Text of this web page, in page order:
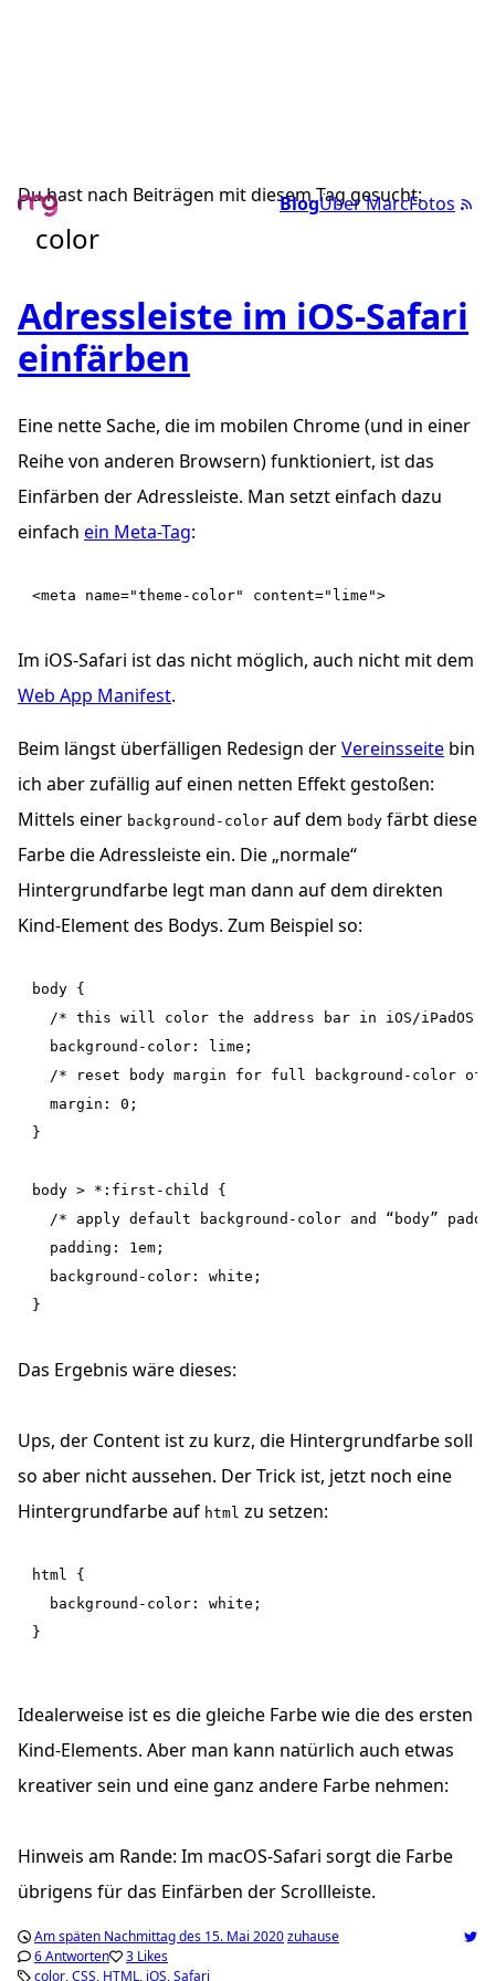
BlogÜber MarcFotos
Du hast nach Beiträgen mit diesem Tag gesucht:
color
Adressleiste im iOS-Safari
einfärben
Eine nette Sache, die im mobilen Chrome (und in einer
Reihe von anderen Browsern) funktioniert, ist das
Einfärben der Adressleiste. Man setzt einfach dazu
einfach ein Meta-Tag:
Im iOS-Safari ist das nicht möglich, auch nicht mit dem
Web App Manifest.
Beim längst überfälligen Redesign derVereinsseite bin
ich aber zufällig auf einen netten Effekt gestoßen:
Mittels einer background-color auf dem body färbt diese
Farbe die Adressleiste ein. Die „normale“
Hintergrundfarbe legt man dann auf dem direkten
Kind-Element des Bodys. Zum Beispiel so:
body {
/* this will color the address bar in iOS/iPadOS
  background-color: lime;
/* reset body margin for full background-color of
  margin: 0;
}
body > *:first-child {
/* apply default background-color and “body”
  padding: 1em;
  background-color: white;
Das Ergebnis wäre dieses:
Ups, der Content ist zu kurz, die Hintergrundfarbe soll
so aber nicht aussehen. Der Trick ist, jetzt noch eine
Hintergrundfarbe auf html zu setzen:
html {
  background-color: white;
Idealerweise ist es die gleiche Farbe wie die des ersten
Kind-Elements. Aber man kann natürlich auch etwas
kreativer sein und eine ganz andere Farbe nehmen:
Hinweis am Rande: Im macOS-Safari sorgt die Farbe
übrigens für das Einfärben der Scrollleiste.
Am späten Nachmittag des 15. Mai 2020zuhause
6 Antworten
3 Likes
color CSS HTML iOS Safari